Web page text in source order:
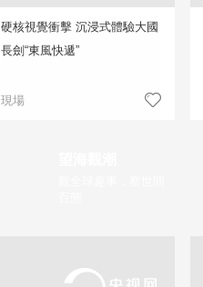
硬核視覺衝擊 沉浸式體驗大國
長劍“東風快遞”
現場